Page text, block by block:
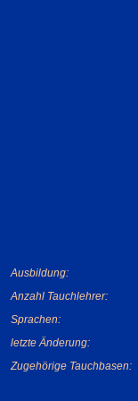
Ausbildung:
Anzahl Tauchlehrer:
Sprachen:
letzte Änderung:
Zugehörige Tauchbasen: